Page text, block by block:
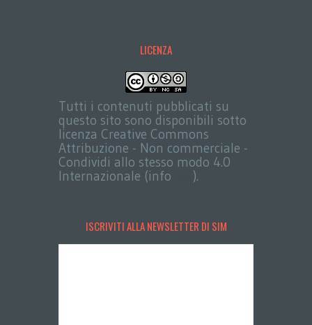
LICENZA
Tutti i contenuti pubblicati su
questo sito sono disponibili sotto
licenza Creative Commons
Attribuzione - Non commerciale -
Condividi allo stesso modo 4.0
Internazionale (info
).
ISCRIVITI ALLA NEWSLETTER DI SIM